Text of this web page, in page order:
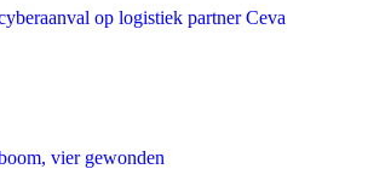
op logistiek partner Ceva
vier gewonden